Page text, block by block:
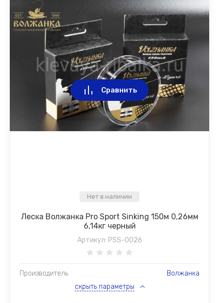
Нет в наличии
Леска Волжанка Pro Sport Sinking 150м 0,26мм
6,14кг черный
Артикул: PSS-0026
Производитель
Волжанка
скрыть параметры
Сравнить